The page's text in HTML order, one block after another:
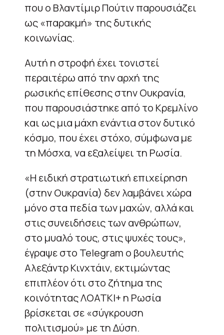
που ο Βλαντίμιρ Πούτιν παρουσιάζει
ως «παρακμή» της δυτικής
κοινωνίας.
Αυτή η στροφή έχει τονιστεί
περαιτέρω από την αρχή της
ρωσικής επίθεσης στην Ουκρανία,
που παρουσιάστηκε από το Κρεμλίνο
και ως μια μάχη ενάντια στον δυτικό
κόσμο, που έχει στόχο, σύμφωνα με
τη Μόσχα, να εξαλείψει τη Ρωσία.
«Η ειδική στρατιωτική επιχείρηση
(στην Ουκρανία) δεν λαμβάνει χώρα
μόνο στα πεδία των μαχών, αλλά και
στις συνειδήσεις των ανθρώπων,
στο μυαλό τους, στις ψυχές τους»,
έγραψε στο Telegram ο βουλευτής
Αλεξάντρ Κινχτάιν, εκτιμώντας
επιπλέον ότι στο ζήτημα της
κοινότητας ΛΟΑΤΚΙ+ η Ρωσία
βρίσκεται σε «σύγκρουση
πολιτισμού» με τη Δύση.